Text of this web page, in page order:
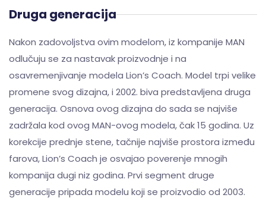
Druga generacija
Nakon zadovoljstva ovim modelom, iz kompanije MAN
odlučuju se za nastavak proizvodnje i na
osavremenjivanje modela Lion’s Coach. Model trpi velike
promene svog dizajna, i 2002. biva predstavljena druga
generacija. Osnova ovog dizajna do sada se najviše
zadržala kod ovog MAN-ovog modela, čak 15 godina. Uz
korekcije prednje stene, tačnije najviše prostora između
farova, Lion’s Coach je osvajao poverenje mnogih
kompanija dugi niz godina. Prvi segment druge
generacije pripada modelu koji se proizvodio od 2003.